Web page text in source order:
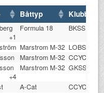
Båttyp Klubb
+1
Formula 18 BKSS
Marstrom M-32 LOBS
Marstrom M-32 CCYC
+4
Marstrom M-32 GKSS
A-Cat CCYC